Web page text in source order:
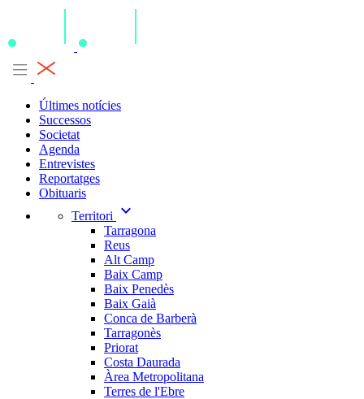
Últimes notícies
Successos
Societat
Agenda
Entrevistes
Reportatges
Obituaris
Territori
expand_more
Tarragona
Reus
Alt Camp
Baix Camp
Baix Penedès
Baix Gaià
Conca de Barberà
Tarragonès
Priorat
Costa Daurada
Àrea Metropolitana
Terres de l'Ebre